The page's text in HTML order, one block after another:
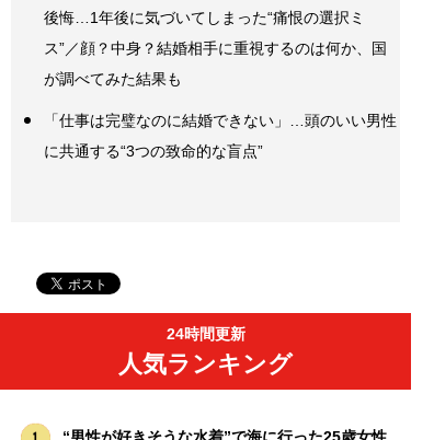
後悔…1年後に気づいてしまった“痛恨の選択ミ
ス”／顔？中身？結婚相手に重視するのは何か、国
が調べてみた結果も
「仕事は完璧なのに結婚できない」…頭のいい男性
に共通する“3つの致命的な盲点”
24時間更新
人気ランキング